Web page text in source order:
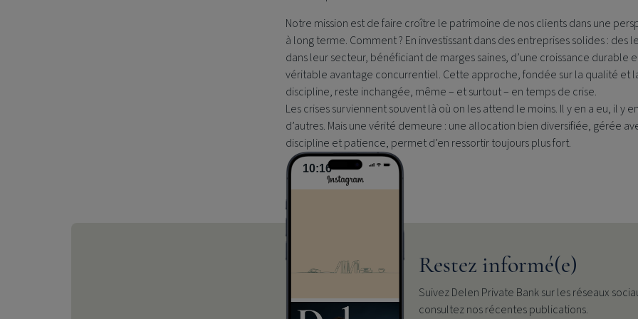
Notre mission est de faire croître le patrimoine de nos clients dans une
à long terme. Comment ? En investissant dans des entreprises solides : des
dans leur secteur, bénéficiant de marges saines, d’une croissance durable
véritable avantage concurrentiel. Cette approche, fondée sur la qualité et
discipline, reste inchangée, même – et surtout – en temps de crise.
Les crises surviennent souvent là où on les attend le moins. Il y en a eu, il y
d’autres. Mais une vérité demeure : une allocation bien diversifiée, gérée
discipline et patience, permet d’en ressortir toujours plus fort.
10:16
Restez informé(e)
SuivezDelen Private Banksur les réseaux
consultez nos récentes publications.